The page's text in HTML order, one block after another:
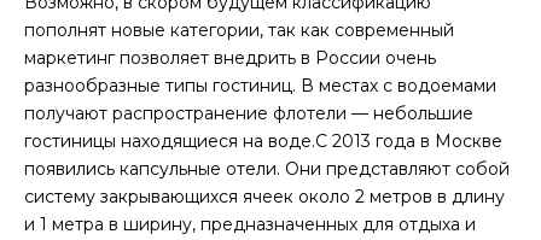
пополнят новые категории, так как современный
маркетинг позволяет внедрить в России очень
разнообразные типы гостиниц. В местах с водоемами
получают распространение флотели — небольшие
гостиницы находящиеся на воде.С 2013 года в Москве
появились капсульные отели. Они представляют собой
систему закрывающихся ячеек около 2 метров в длину
и 1 метра в ширину, предназначенных для отдыха и